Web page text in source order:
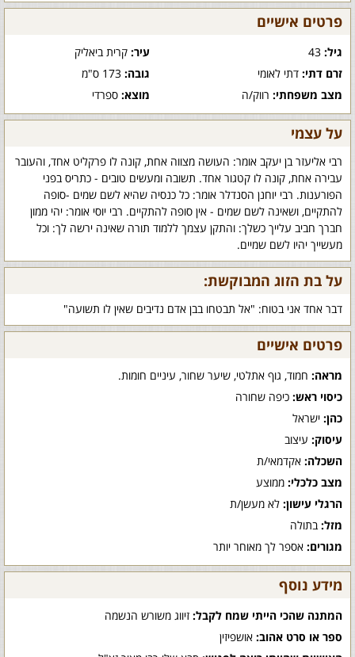
פרטים אישיים
גיל: עיר:קרית ביאליק
זרם דתי: דתי לאומי גובה:173 ס"מ
מצב משפחתי: רווק/ה מוצא:ספרדי
על עצמי
רבי אליעזר בן יעקב אומר: העושה מצווה אחת, קונה לו פרקליט אחד, והעובר
עבירה אחת, קונה לו קטגור אחד. תשובה ומעשים טובים - כתריס בפני
הפורענות. רבי יוחנן הסנדלר אומר: כל כנסיה שהיא לשם שמים -סופה
להתקיים, ושאינה לשם שמים - אין סופה להתקיים. רבי יוסי אומר: יהי ממון
חברך חביב עלייך כשלך: והתקן עצמך ללמוד תורה שאינה ירשה לך: וכל
מעשייך יהיו לשם שמיים.
על בת הזוג המבוקשת:
דבר אחד אני בטוח: "אל תבטחו בבן אדם נדיבים שאין לו תשועה"
פרטים אישיים
מראה: חמוד, גוף אתלטי, שיער שחור, עיניים חומות.
כיסוי ראש: כיפה שחורה
כהן: ישראל
עיסוק: עיצוב
השכלה: אקדמאי/ת
מצב כלכלי: ממוצע
הרגלי עישון: לא מעשן/ת
מזל: בתולה
מגורים: אספר לך מאוחר יותר
מידע נוסף
המתנה שהכי הייתי שמח לקבל: זיווג משורש הנשמה
ספר או סרט אהוב: אושפיזין